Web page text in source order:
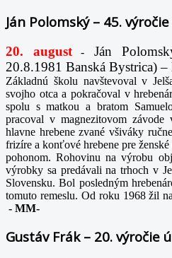
Ján Polomský – 45.
20. august-
Ján
20.8.1981 Banská Bystrica) –
Základnú školu navštevoval v
svojho otca a pokračoval v
spolu s matkou a bratom
pracoval v magnezitovom
hlavne hrebene zvané všiváky
frizíre a konťové hrebene pre
pohonom. Rohovinu na výrobu
výrobky sa predávali na trhoch v
Slovensku. Bol posledným
tomuto remeslu. Od roku 1968 žil
- MM-
Gustáv Frák – 20. výročie